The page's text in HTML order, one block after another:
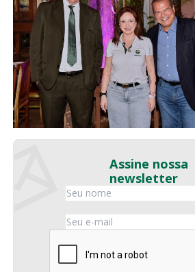
Assine nossa
newsletter